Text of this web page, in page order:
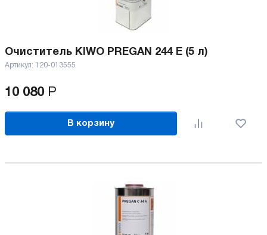
Очиститель KIWO PREGAN 244 E (5 л)
Артикул: 120-013555
10 080 Р
В корзину